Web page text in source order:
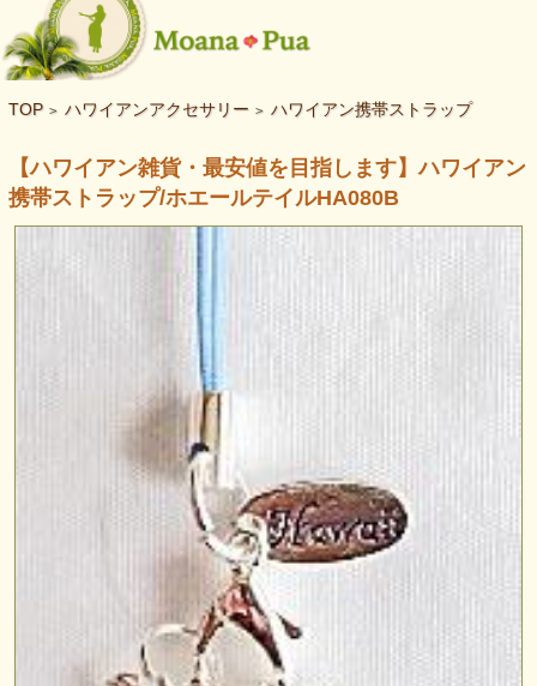
TOP > ハワイアンアクセサリー > ハワイアン携帯ストラップ
【ハワイアン雑貨・最安値を目指します】ハワイアン
携帯ストラップ/ホエールテイルHA080B